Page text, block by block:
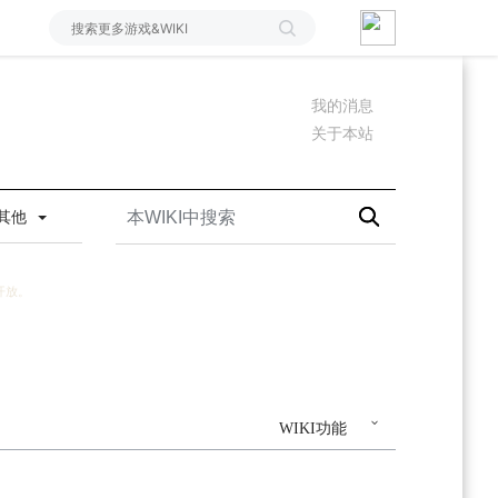
我的消息
关于本站
他
放。
WIKI功能